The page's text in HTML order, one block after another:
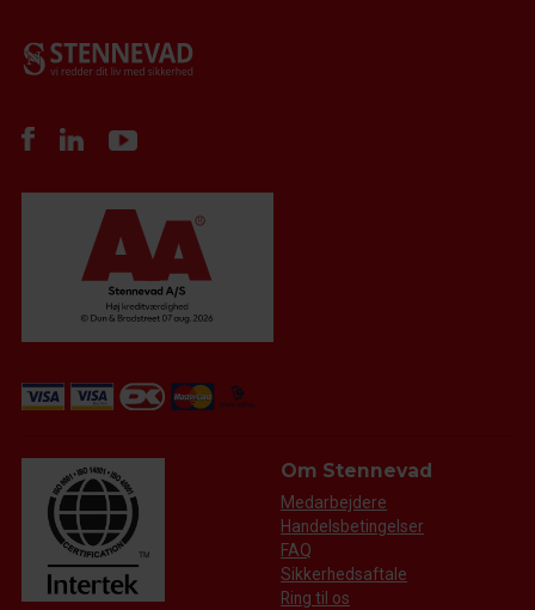
Om Stennevad
Medarbejdere
Handelsbetingelser
FAQ
Sikkerhedsaftale
Ring til os